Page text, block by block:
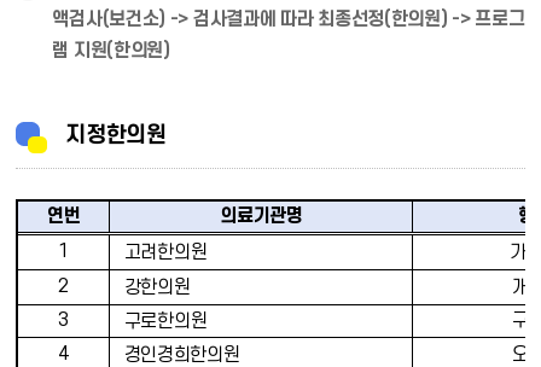
액검사(보건소) -> 검사결과에 따라 최종선정(한의원) -> 프로그
램 지원(한의원)
지정한의원
연번 의료기관명
행
1
고려한의원
가
2
강한의원
개
3
구로한의원
구
4
경인경희한의원
오